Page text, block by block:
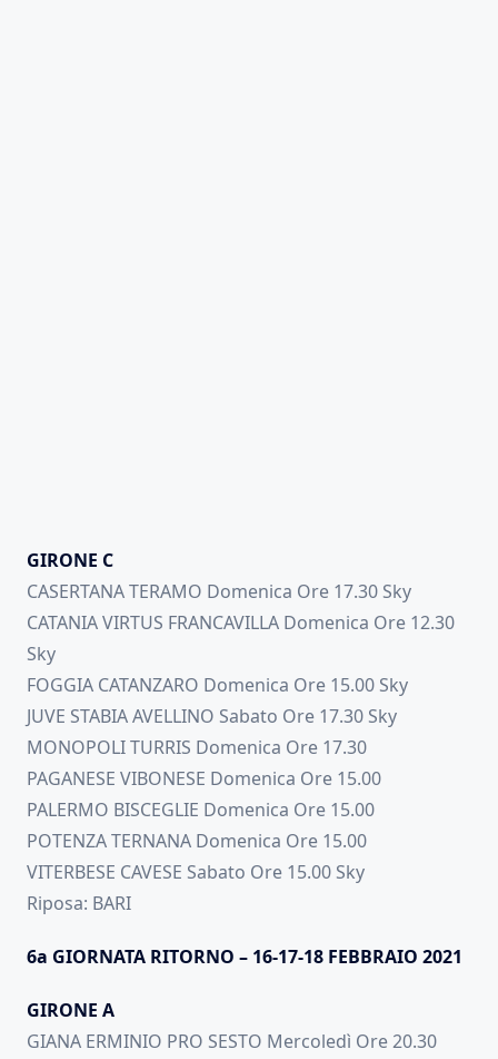
GIRONE C
CASERTANA TERAMO Domenica Ore 17.30 Sky
CATANIA VIRTUS FRANCAVILLA Domenica Ore 12.30
Sky
FOGGIA CATANZARO Domenica Ore 15.00 Sky
JUVE STABIA AVELLINO Sabato Ore 17.30 Sky
MONOPOLI TURRIS Domenica Ore 17.30
PAGANESE VIBONESE Domenica Ore 15.00
PALERMO BISCEGLIE Domenica Ore 15.00
POTENZA TERNANA Domenica Ore 15.00
VITERBESE CAVESE Sabato Ore 15.00 Sky
Riposa: BARI
6a GIORNATA RITORNO – 16-17-18 FEBBRAIO 2021
GIRONE A
GIANA ERMINIO PRO SESTO Mercoledì Ore 20.30